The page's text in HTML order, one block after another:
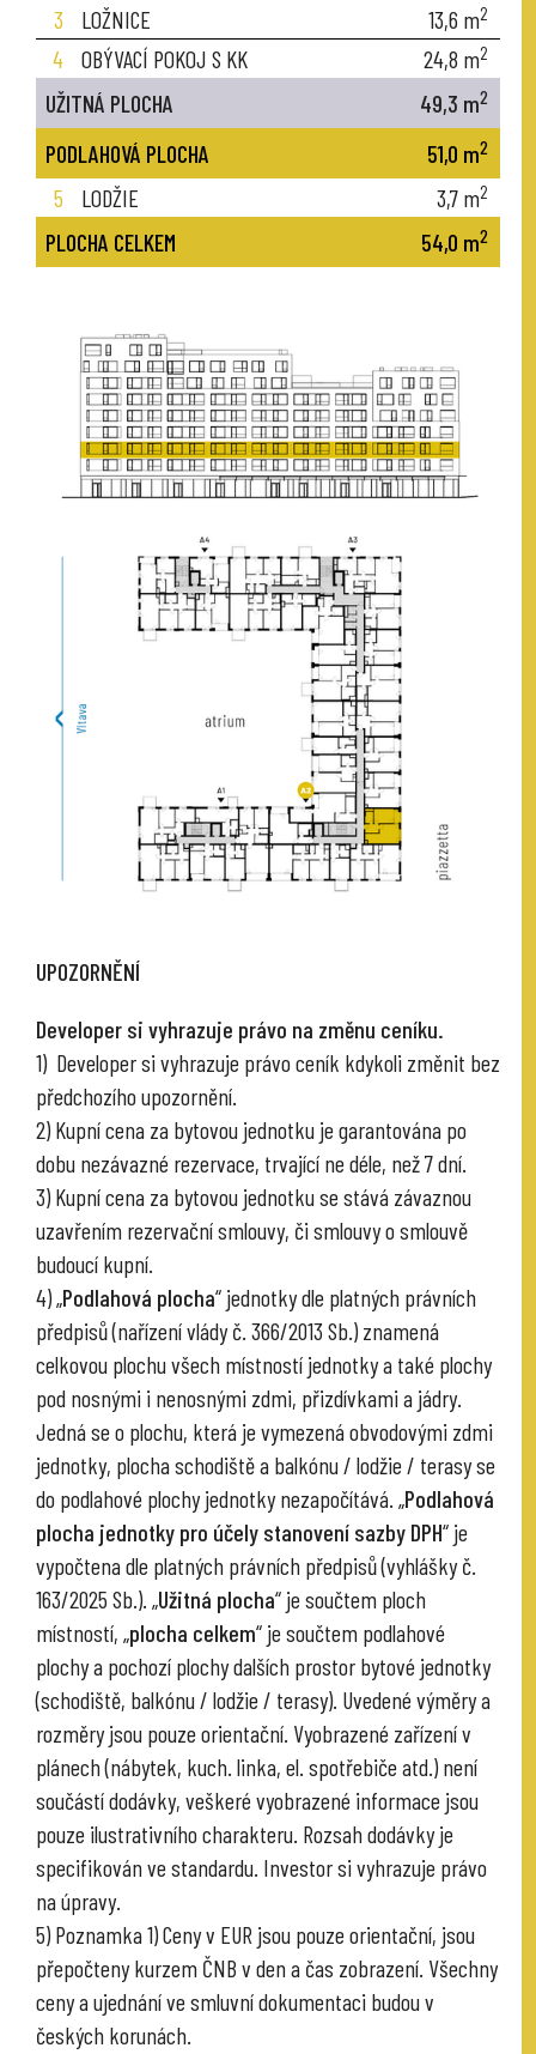
3 LOŽNICE 13,6 m2
4 OBÝVACÍ POKOJ S KK 24,8 m2
UŽITNÁ PLOCHA 49,3 m2
PODLAHOVÁ PLOCHA 51,0 m2
5 LODŽIE 3,7 m2
PLOCHA CELKEM 54,0 m2
UPOZORNĚNÍ
Developer si vyhrazuje právo na změnu ceníku.
1) Developer si vyhrazuje právo ceník kdykoli změnit bez
předchozího upozornění.
2) Kupní cena za bytovou jednotku je garantována po
dobu nezávazné rezervace, trvající ne déle, než 7 dní.
3) Kupní cena za bytovou jednotku se stává závaznou
uzavřením rezervační smlouvy, či smlouvy o smlouvě
budoucí kupní.
4) „Podlahová plocha“ jednotky dle platných právních
předpisů (nařízení vlády č. 366/2013 Sb.) znamená
celkovou plochu všech místností jednotky a také plochy
pod nosnými i nenosnými zdmi, přizdívkami a jádry.
Jedná se o plochu, která je vymezená obvodovými zdmi
jednotky, plocha schodiště a balkónu / lodžie / terasy se
do podlahové plochy jednotky nezapočítává. „Podlahová
plocha jednotky pro účely stanovení sazby DPH“ je
vypočtena dle platných právních předpisů (vyhlášky č.
163/2025 Sb.). „Užitná plocha“ je součtem ploch
místností, „plocha celkem“ je součtem podlahové
plochy a pochozí plochy dalších prostor bytové jednotky
(schodiště, balkónu / lodžie / terasy). Uvedené výměry a
rozměry jsou pouze orientační. Vyobrazené zařízení v
plánech (nábytek, kuch. linka, el. spotřebiče atd.) není
součástí dodávky, veškeré vyobrazené informace jsou
pouze ilustrativního charakteru. Rozsah dodávky je
specifikován ve standardu. Investor si vyhrazuje právo
na úpravy.
5) Poznamka 1) Ceny v EUR jsou pouze orientační, jsou
přepočteny kurzem ČNB v den a čas zobrazení. Všechny
ceny a ujednání ve smluvní dokumentaci budou v
českých korunách.